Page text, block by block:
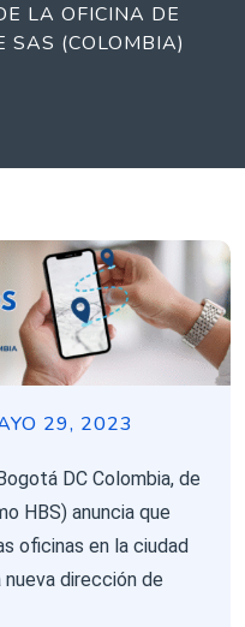
LA OFICINA DE
SAS (COLOMBIA)
29, 2023
DC Colombia, de
HBS) anuncia que
oficinas en la ciudad
dirección de